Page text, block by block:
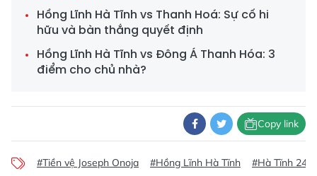
Hồng Lĩnh Hà Tĩnh vs Thanh Hoá: Sự cố hi
hữu và bàn thắng quyết định
Hồng Lĩnh Hà Tĩnh vs Đông Á Thanh Hóa: 3
điểm cho chủ nhà?
Copy link
#Tiền vệ Joseph Onoja #Hồng Lĩnh Hà Tĩnh #Hà Tĩnh 24H